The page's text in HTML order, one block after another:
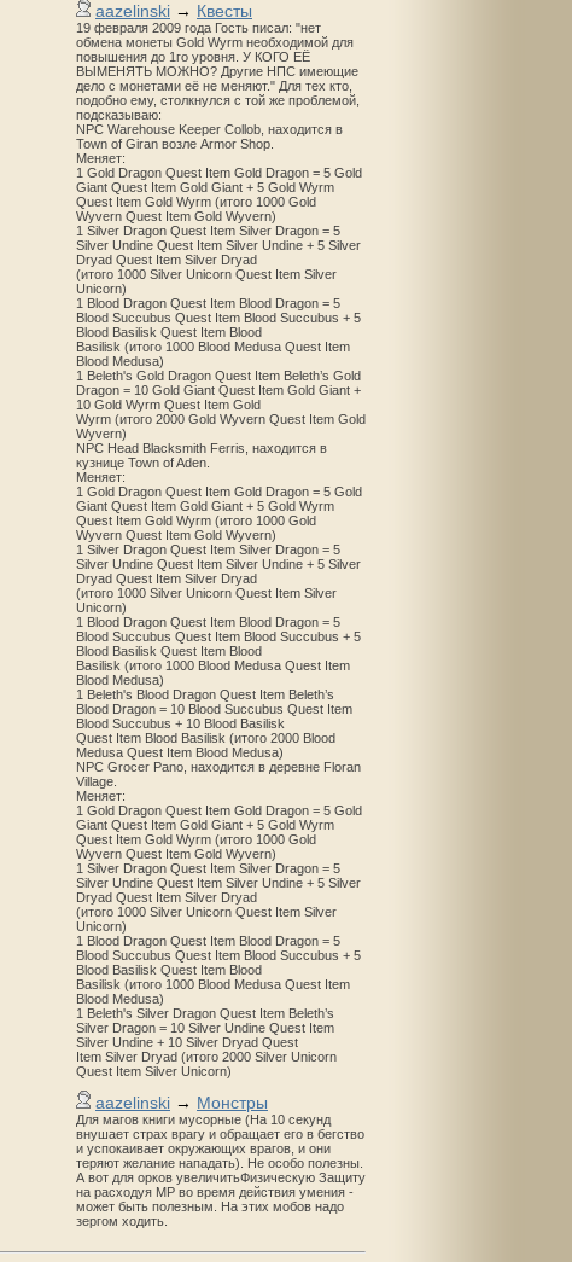
aazelinski → Квесты
19 февраля 2009 года Гость писал: "нет
обмена монеты Gold Wyrm необходимой для
повышения до 1го уровня. У КОГО ЕЁ
ВЫМЕНЯТЬ МОЖНО? Другие НПС имеющие
дело с монетами её не меняют." Для тех кто,
подобно ему, столкнулся с той же проблемой,
подсказываю:
NPC Warehouse Keeper Collob, находится в
Town of Giran возле Armor Shop.
Меняет:
1 Gold Dragon Quest Item Gold Dragon = 5 Gold
Giant Quest Item Gold Giant + 5 Gold Wyrm
Quest Item Gold Wyrm (итого 1000 Gold
Wyvern Quest Item Gold Wyvern)
1 Silver Dragon Quest Item Silver Dragon = 5
Silver Undine Quest Item Silver Undine + 5 Silver
Dryad Quest Item Silver Dryad
(итого 1000 Silver Unicorn Quest Item Silver
Unicorn)
1 Blood Dragon Quest Item Blood Dragon = 5
Blood Succubus Quest Item Blood Succubus + 5
Blood Basilisk Quest Item Blood
Basilisk (итого 1000 Blood Medusa Quest Item
Blood Medusa)
1 Beleth's Gold Dragon Quest Item Beleth’s Gold
Dragon = 10 Gold Giant Quest Item Gold Giant +
10 Gold Wyrm Quest Item Gold
Wyrm (итого 2000 Gold Wyvern Quest Item Gold
Wyvern)
NPC Head Blacksmith Ferris, находится в
кузнице Town of Aden.
Меняет:
1 Gold Dragon Quest Item Gold Dragon = 5 Gold
Giant Quest Item Gold Giant + 5 Gold Wyrm
Quest Item Gold Wyrm (итого 1000 Gold
Wyvern Quest Item Gold Wyvern)
1 Silver Dragon Quest Item Silver Dragon = 5
Silver Undine Quest Item Silver Undine + 5 Silver
Dryad Quest Item Silver Dryad
(итого 1000 Silver Unicorn Quest Item Silver
Unicorn)
1 Blood Dragon Quest Item Blood Dragon = 5
Blood Succubus Quest Item Blood Succubus + 5
Blood Basilisk Quest Item Blood
Basilisk (итого 1000 Blood Medusa Quest Item
Blood Medusa)
1 Beleth's Blood Dragon Quest Item Beleth’s
Blood Dragon = 10 Blood Succubus Quest Item
Blood Succubus + 10 Blood Basilisk
Quest Item Blood Basilisk (итого 2000 Blood
Medusa Quest Item Blood Medusa)
NPC Grocer Pano, находится в деревне Floran
Village.
Меняет:
1 Gold Dragon Quest Item Gold Dragon = 5 Gold
Giant Quest Item Gold Giant + 5 Gold Wyrm
Quest Item Gold Wyrm (итого 1000 Gold
Wyvern Quest Item Gold Wyvern)
1 Silver Dragon Quest Item Silver Dragon = 5
Silver Undine Quest Item Silver Undine + 5 Silver
Dryad Quest Item Silver Dryad
(итого 1000 Silver Unicorn Quest Item Silver
Unicorn)
1 Blood Dragon Quest Item Blood Dragon = 5
Blood Succubus Quest Item Blood Succubus + 5
Blood Basilisk Quest Item Blood
Basilisk (итого 1000 Blood Medusa Quest Item
Blood Medusa)
1 Beleth's Silver Dragon Quest Item Beleth’s
Silver Dragon = 10 Silver Undine Quest Item
Silver Undine + 10 Silver Dryad Quest
Item Silver Dryad (итого 2000 Silver Unicorn
Quest Item Silver Unicorn)
aazelinski → Монстры
Для магов книги мусорные (На 10 секунд
внушает страх врагу и обращает его в бегство
и успокаивает окружающих врагов, и они
теряют желание нападать). Не особо полезны.
А вот для орков увеличитьФизическую Защиту
на расходуя MP во время действия умения -
может быть полезным. На этих мобов надо
зергом ходить.